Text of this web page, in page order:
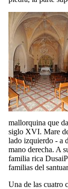
mallorquina que
siglo XVI. Mare
lado izquierdo - a
mano derecha. A
familia rica
familias del
Una de las cuatro